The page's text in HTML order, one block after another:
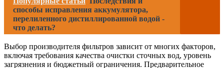
способы исправления аккумулятора,
перелиленного дистиллированной водой -
что делать?
Выбор производителя фильтров зависит от многих факторов,
включая требования качества очистки сточных вод, уровень
загрязнения и бюджетный ограничения. Предварительное